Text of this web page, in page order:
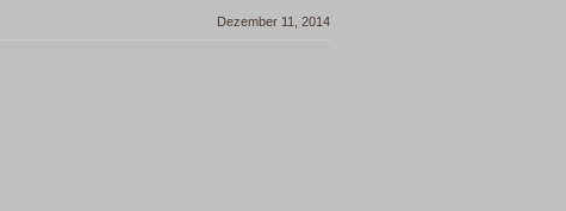
Dezember 11, 2014